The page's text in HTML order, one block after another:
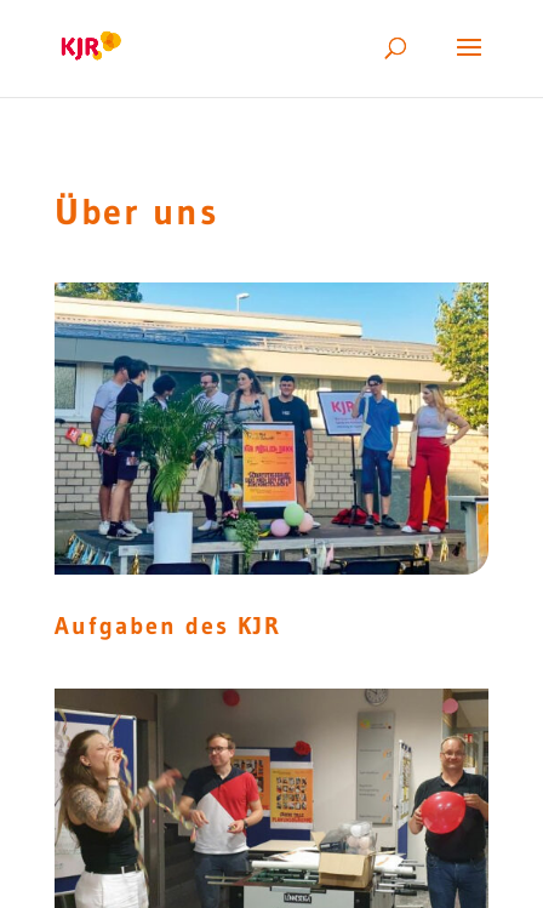
Über uns
Aufgaben des KJR